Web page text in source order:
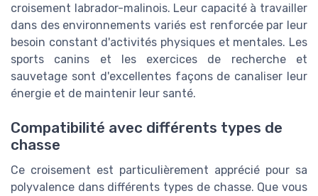
croisement labrador-malinois. Leur capacité à travailler
dans des environnements variés est renforcée par leur
besoin constant d'activités physiques et mentales. Les
sports canins et les exercices de recherche et
sauvetage sont d'excellentes façons de canaliser leur
énergie et de maintenir leur santé.
Compatibilité avec différents types de
chasse
Ce croisement est particulièrement apprécié pour sa
polyvalence dans différents types de chasse. Que vous